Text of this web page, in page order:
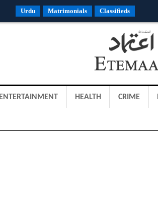
Urdu Matrimonials Classifieds
ENTERTAINMENT HEALTH CRIME